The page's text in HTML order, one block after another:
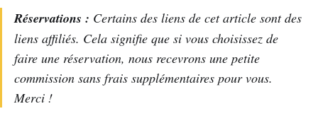
Réservations : Certains des liens de cet article sont des
liens affiliés. Cela signifie que si vous choisissez de
faire une réservation, nous recevrons une petite
commission sans frais supplémentaires pour vous.
Merci !